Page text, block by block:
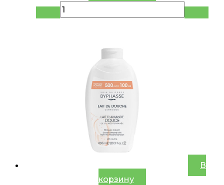
В
корзину